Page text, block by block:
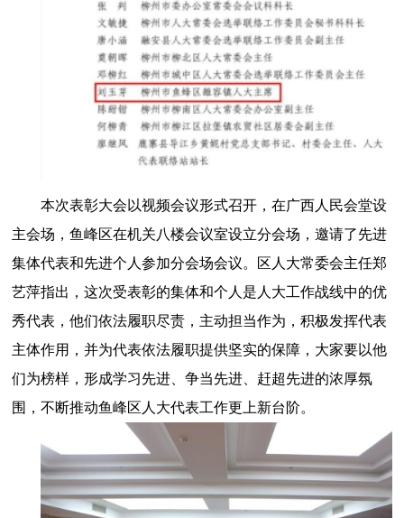
本次表彰大会以视频会议形式召开，在广西人民会堂设
主会场，鱼峰区在机关八楼会议室设立分会场，邀请了先进
集体代表和先进个人参加分会场会议。区人大常委会主任郑
艺萍指出，这次受表彰的集体和个人是人大工作战线中的优
秀代表，他们依法履职尽责，主动担当作为，积极发挥代表
主体作用，并为代表依法履职提供坚实的保障，大家要以他
们为榜样，形成学习先进、争当先进、赶超先进的浓厚氛
围，不断推动鱼峰区人大代表工作更上新台阶。